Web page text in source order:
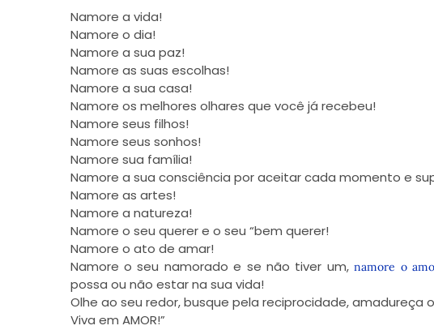
Namore a vida!
Namore o dia!
Namore a sua paz!
Namore as suas escolhas!
Namore a sua casa!
Namore os melhores olhares que você já recebeu!
Namore seus filhos!
Namore seus sonhos!
Namore sua família!
Namore a sua consciência por aceitar cada momento e
Namore as artes!
Namore a natureza!
Namore o seu querer e o seu “bem querer!
Namore o ato de amar!
Namore o seu namorado e se não tiver um,namore o
possa ou não estar na sua vida!
Olhe ao seu redor, busque pela reciprocidade, amadureça
Viva em AMOR!”